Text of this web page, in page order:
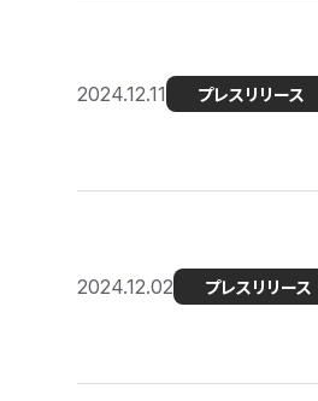
2024.12.11 プレスリリース
2024.12.02 プレスリリース